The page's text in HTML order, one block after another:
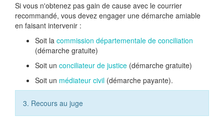
Si vous n'obtenez pas gain de cause avec le courrier
recommandé, vous devez engager une démarche amiable
en faisant intervenir :
Soit la commission départementale de conciliation
(démarche gratuite)
Soit un conciliateur de justice (démarche gratuite)
Soit un médiateur civil (démarche payante).
3. Recours au juge